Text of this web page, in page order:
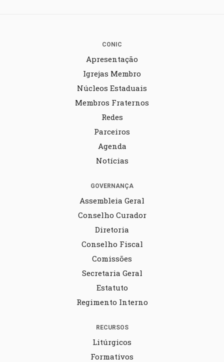
CONIC
Apresentação
Igrejas Membro
Núcleos Estaduais
Membros Fraternos
Redes
Parceiros
Agenda
Notícias
GOVERNANÇA
Assembleia Geral
Conselho Curador
Diretoria
Conselho Fiscal
Comissões
Secretaria Geral
Estatuto
Regimento Interno
RECURSOS
Litúrgicos
Formativos